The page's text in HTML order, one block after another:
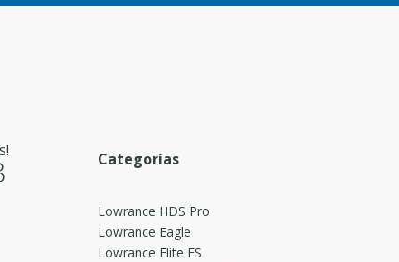
Categorías
Lowrance HDS Pro
Lowrance Eagle
Lowrance Elite FS